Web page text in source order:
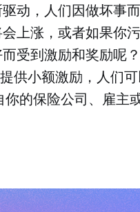
动，人们因做坏事
上涨，或者如果你
受到激励和奖励呢
供小额激励，人们
的保险公司、雇主